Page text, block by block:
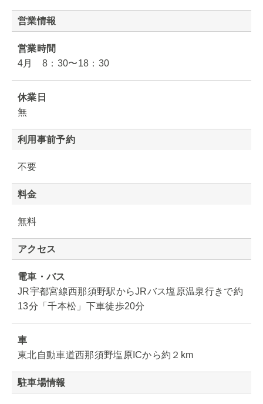
営業情報
営業時間
4月 8：30〜18：30
休業日
無
利用事前予約
不要
料金
無料
アクセス
電車・バス
JR宇都宮線西那須野駅からJRバス塩原温泉行きで約
13分「千本松」下車徒歩20分
車
東北自動車道西那須野塩原ICから約２km
駐車場情報